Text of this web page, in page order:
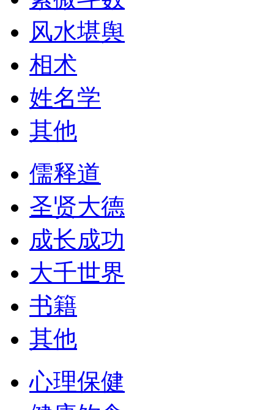
风水堪舆
相术
姓名学
其他
儒释道
圣贤大德
成长成功
大千世界
书籍
其他
心理保健